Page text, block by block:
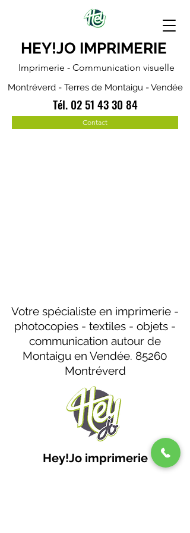
HEY!JO IMPRIMERIE
Imprimerie - Communication visuelle
Montréverd - Terres de Montaigu - Vendée
Tél. 02 51 43 30 84
Contact
Votre spécialiste en imprimerie -
photocopies - textiles - objets -
communication autour de
Montaigu en Vendée. 85260
Montréverd
Hey!Jo imprimerie